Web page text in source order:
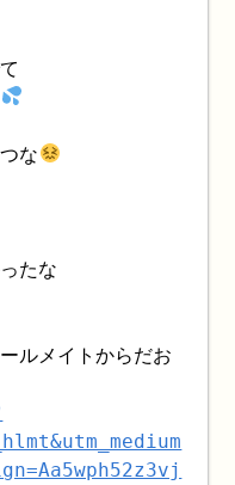
な
たな
ルメイトからだお